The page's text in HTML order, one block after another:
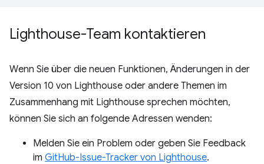
Lighthouse-Team kontaktieren
Wenn Sie über die neuen Funktionen, Änderungen in der
Version 10 von Lighthouse oder andere Themen im
Zusammenhang mit Lighthouse sprechen möchten,
können Sie sich an folgende Adressen wenden:
Melden Sie ein Problem oder geben Sie Feedback
im GitHub-Issue-Tracker von Lighthouse.